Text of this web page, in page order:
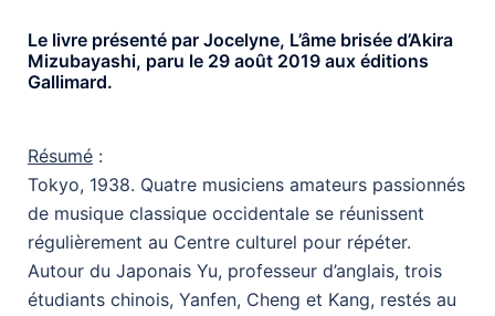
Le livre présenté par Jocelyne, L’âme brisée d’Akira
Mizubayashi, paru le 29 août 2019 aux éditions
Gallimard.
Résumé :
Tokyo, 1938. Quatre musiciens amateurs passionnés
de musique classique occidentale se réunissent
régulièrement au Centre culturel pour répéter.
Autour du Japonais Yu, professeur d’anglais, trois
étudiants chinois, Yanfen, Cheng et Kang, restés au